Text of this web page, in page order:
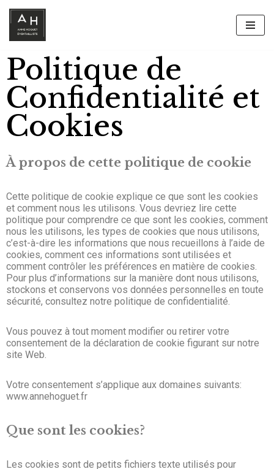
Aller
contenu
Politique de
Confidentialité et
Cookies​​
À propos de cette politique de cookie
Cette politique de cookie explique ce que sont les cookies
et comment nous les utilisons. Vous devriez lire cette
politique pour comprendre ce que sont les cookies, comment
nous les utilisons, les types de cookies que nous utilisons,
c’est-à-dire les informations que nous recueillons à l’aide de
cookies, comment ces informations sont utilisées et
comment contrôler les préférences en matière de cookies.
Pour plus d’informations sur la manière dont nous utilisons,
stockons et conservons vos données personnelles en toute
sécurité, consultez notre politique de confidentialité.
Vous pouvez à tout moment modifier ou retirer votre
consentement de la déclaration de cookie figurant sur notre
site Web.
Votre consentement s’applique aux domaines suivants:
www.annehoguet.fr
Que sont les cookies?
Les cookies sont de petits fichiers texte utilisés pour